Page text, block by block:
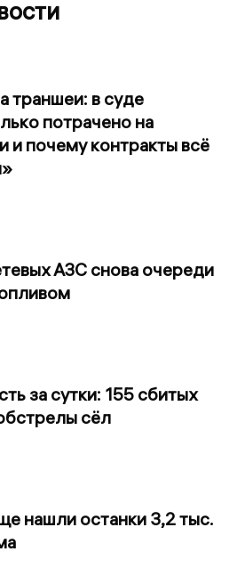
траншеи: в суде
потрачено на
и почему контракты всё
АЗС снова очереди
за сутки: 155 сбитых
сёл
нашли останки 3,2 тыс.